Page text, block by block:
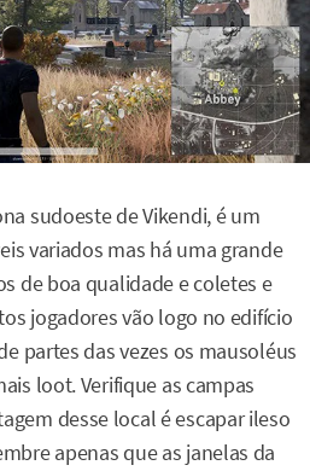
sudoeste de Vikendi, é um
variados mas há uma grande
de boa qualidade e coletes e
jogadores vão logo no edifício
partes das vezes os mausoléus
loot. Verifique as campas
desse local é escapar ileso
apenas que as janelas da